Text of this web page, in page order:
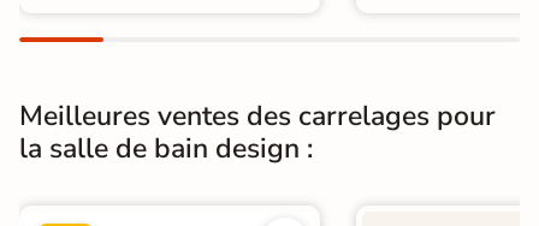
Meilleures ventes des carrelages pour
la salle de bain design :